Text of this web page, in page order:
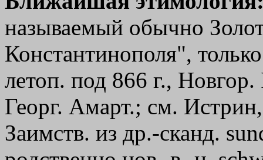
называемый обычно
Константинополя",
летоп. под 866 г.,
Георг. Амарт.; см.
Заимств. из др.-сканд.